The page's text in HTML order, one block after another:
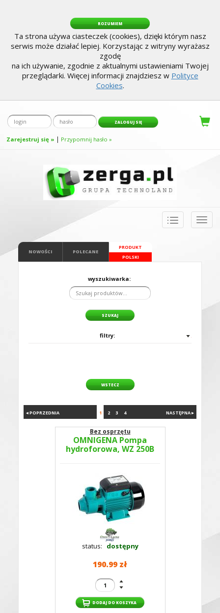
ROZUMIEM
Ta strona używa ciasteczek (cookies), dzięki którym nasz
serwis może działać lepiej. Korzystając z witryny wyrażasz
zgodę
na ich używanie, zgodnie z aktualnymi ustawieniami Twojej
przeglądarki. Więcej informacji znajdziesz w Polityce
Cookies.
Zarejestruj się » | Przypomnij hasło »
Toggle
NOWOŚCI POLECANE
PRODUKT
POLSKI
wyszukiwarka:
filtry:
WSTECZ
NASTĘPNA ▸
1 2 3 4
◂ POPRZEDNIA
Bez osprzętu
OMNIGENA Pompa
hydroforowa, WZ 250B
status: dostępny
190.99 zł